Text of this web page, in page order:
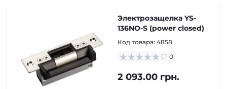
Электрозащелка YS-
136NO-S (power closed)
Код товара: 4858
0
2 093.00 грн.